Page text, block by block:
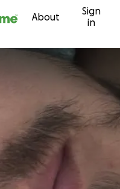
About
Sign
in